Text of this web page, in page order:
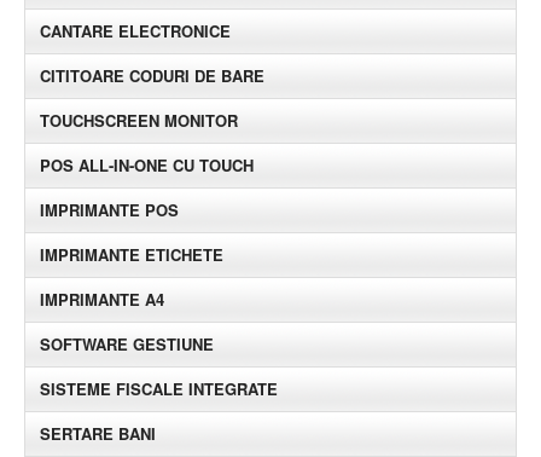
CANTARE ELECTRONICE
CITITOARE CODURI DE BARE
TOUCHSCREEN MONITOR
POS ALL-IN-ONE CU TOUCH
IMPRIMANTE POS
IMPRIMANTE ETICHETE
IMPRIMANTE A4
SOFTWARE GESTIUNE
SISTEME FISCALE INTEGRATE
SERTARE BANI